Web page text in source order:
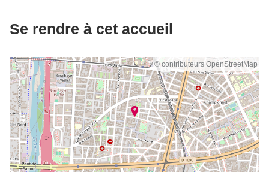
Se rendre à cet accueil
© contributeurs OpenStreetMap